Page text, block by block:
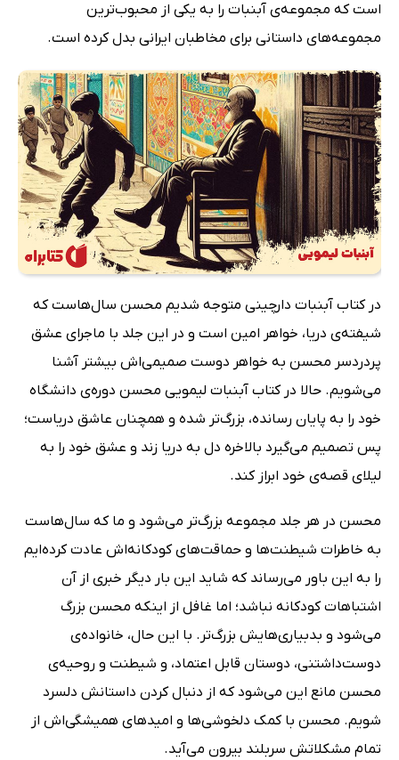
است که مجموعه‌ی آبنبات را به یکی از محبوب‌ترین
مجموعه‌های داستانی برای مخاطبان ایرانی بدل کرده است.
در کتاب آبنبات دارچینی متوجه شدیم محسن سال‌هاست که
شیفته‌ی دریا، خواهر امین است و در این جلد با ماجرای عشق
پردردسر محسن به خواهر دوست صمیمی‌اش بیشتر آشنا
می‌شویم. حالا در کتاب آبنبات لیمویی محسن دوره‌ی دانشگاه
خود را به پایان رسانده، بزرگ‌تر شده و همچنان عاشق دریاست؛
پس تصمیم می‌گیرد بالاخره دل به دریا زند و عشق خود را به
لیلای قصه‌ی خود ابراز کند.
محسن در هر جلد مجموعه بزرگ‌تر می‌شود و ما که سال‌هاست
به خاطرات شیطنت‌ها و حماقت‌های کودکانه‌اش عادت کرده‌ایم
را به این باور می‌رساند که شاید این بار دیگر خبری از آن
اشتباهات کودکانه نباشد؛ اما غافل از اینکه محسن بزرگ
می‌شود و بدبیاری‌هایش بزرگ‌تر. با این حال، خانواده‌ی
دوست‌داشتنی، دوستان قابل اعتماد، و شیطنت و روحیه‌ی
محسن مانع این می‌شود که از دنبال کردن داستانش دلسرد
شویم. محسن با کمک دلخوشی‌ها و امیدهای همیشگی‌اش از
تمام مشکلاتش سربلند بیرون می‌آید.